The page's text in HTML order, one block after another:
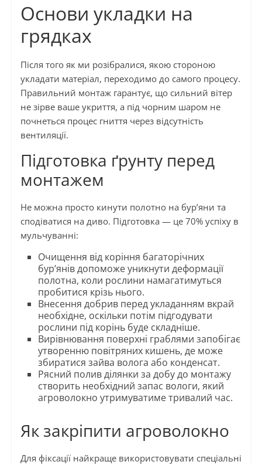
Основи укладки на
грядках
Після того як ми розібралися, якою стороною
укладати матеріал, переходимо до самого процесу.
Правильний монтаж гарантує, що сильний вітер
не зірве ваше укриття, а під чорним шаром не
почнеться процес гниття через відсутність
вентиляції.
Підготовка ґрунту перед
монтажем
Не можна просто кинути полотно на бур’яни та
сподіватися на диво. Підготовка — це 70% успіху в
мульчуванні:
Очищення від коріння багаторічних
бур’янів допоможе уникнути деформації
полотна, коли рослини намагатимуться
пробитися крізь нього.
Внесення добрив перед укладанням вкрай
необхідне, оскільки потім підгодувати
рослини під корінь буде складніше.
Вирівнювання поверхні граблями запобігає
утворенню повітряних кишень, де може
збиратися зайва волога або конденсат.
Рясний полив ділянки за добу до монтажу
створить необхідний запас вологи, який
агроволокно утримуватиме тривалий час.
Як закріпити агроволокно
Для фіксації найкраще використовувати спеціальні